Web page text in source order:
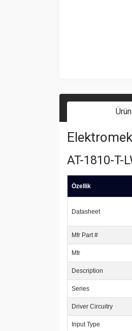
AT-1810-T-
Özellik
Datasheet
Mfr Part #
Mfr
Description
Series
Driver Circuitry
Input Type